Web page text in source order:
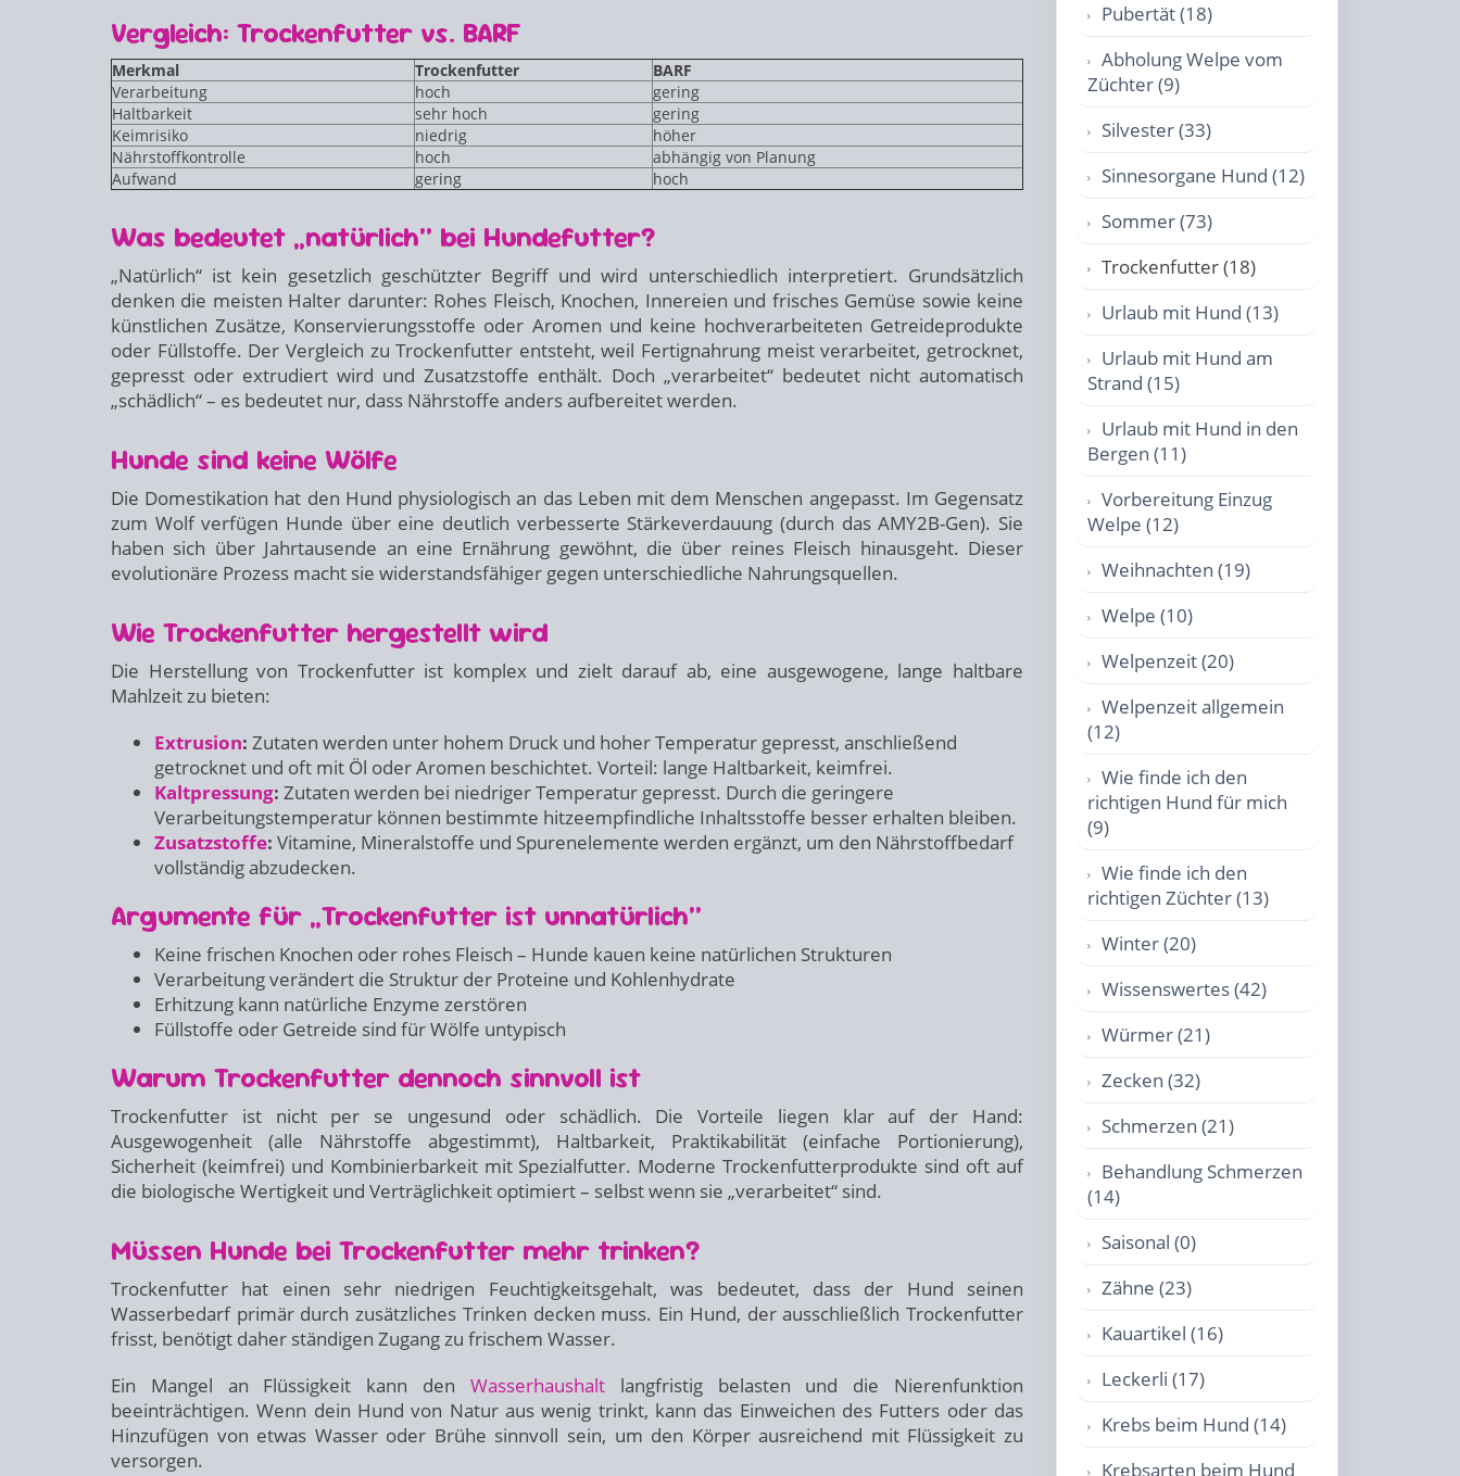
Vergleich: Trockenfutter vs. BARF
Merkmal Trockenfutter
BARF
Verarbeitung
hoch
gering
Haltbarkeit
sehr hoch
gering
Keimrisiko
niedrig
höher
Nährstoffkontrolle
hoch
abhängig von Planung
Aufwand
gering hoch
Was bedeutet „natürlich“ bei Hundefutter?
„Natürlich“ ist kein gesetzlich geschützter Begriff und wird unterschiedlich interpretiert. Grundsätzlich
denken die meisten Halter darunter: Rohes Fleisch, Knochen, Innereien und frisches Gemüse sowie keine
künstlichen Zusätze, Konservierungsstoffe oder Aromen und keine hochverarbeiteten Getreideprodukte
oder Füllstoffe. Der Vergleich zu Trockenfutter entsteht, weil Fertignahrung meist verarbeitet, getrocknet,
gepresst oder extrudiert wird und Zusatzstoffe enthält. Doch „verarbeitet“ bedeutet nicht automatisch
„schädlich“ – es bedeutet nur, dass Nährstoffe anders aufbereitet werden.
Hunde sind keine Wölfe
Die Domestikation hat den Hund physiologisch an das Leben mit dem Menschen angepasst. Im Gegensatz
zum Wolf verfügen Hunde über eine deutlich verbesserte Stärkeverdauung (durch das AMY2B-Gen). Sie
haben sich über Jahrtausende an eine Ernährung gewöhnt, die über reines Fleisch hinausgeht. Dieser
evolutionäre Prozess macht sie widerstandsfähiger gegen unterschiedliche Nahrungsquellen.
Wie Trockenfutter hergestellt wird
Die Herstellung von Trockenfutter ist komplex und zielt darauf ab, eine ausgewogene, lange haltbare
Mahlzeit zu bieten:
Extrusion: Zutaten werden unter hohem Druck und hoher Temperatur gepresst, anschließend
getrocknet und oft mit Öl oder Aromen beschichtet. Vorteil: lange Haltbarkeit, keimfrei.
Kaltpressung: Zutaten werden bei niedriger Temperatur gepresst. Durch die geringere
Verarbeitungstemperatur können bestimmte hitzeempfindliche Inhaltsstoffe besser erhalten bleiben.
Zusatzstoffe: Vitamine, Mineralstoffe und Spurenelemente werden ergänzt, um den Nährstoffbedarf
vollständig abzudecken.
Argumente für „Trockenfutter ist unnatürlich“
Keine frischen Knochen oder rohes Fleisch – Hunde kauen keine natürlichen Strukturen
Verarbeitung verändert die Struktur der Proteine und Kohlenhydrate
Erhitzung kann natürliche Enzyme zerstören
Füllstoffe oder Getreide sind für Wölfe untypisch
Warum Trockenfutter dennoch sinnvoll ist
Trockenfutter ist nicht per se ungesund oder schädlich. Die Vorteile liegen klar auf der Hand:
Ausgewogenheit (alle Nährstoffe abgestimmt), Haltbarkeit, Praktikabilität (einfache Portionierung),
Sicherheit (keimfrei) und Kombinierbarkeit mit Spezialfutter. Moderne Trockenfutterprodukte sind oft auf
die biologische Wertigkeit und Verträglichkeit optimiert – selbst wenn sie „verarbeitet“ sind.
Müssen Hunde bei Trockenfutter mehr trinken?
Trockenfutter hat einen sehr niedrigen Feuchtigkeitsgehalt, was bedeutet, dass der Hund seinen
Wasserbedarf primär durch zusätzliches Trinken decken muss. Ein Hund, der ausschließlich Trockenfutter
frisst, benötigt daher ständigen Zugang zu frischem Wasser.
Ein Mangel an Flüssigkeit kann den Wasserhaushaltlangfristig belasten und die Nierenfunktion
beeinträchtigen. Wenn dein Hund von Natur aus wenig trinkt, kann das Einweichen des Futters oder das
Hinzufügen von etwas Wasser oder Brühe sinnvoll sein, um den Körper ausreichend mit Flüssigkeit zu
versorgen.
Pubertät (18)
Abholung Welpe vom
Züchter (9)
Silvester (33)
Sinnesorgane Hund (12)
Sommer (73)
Trockenfutter (18)
Urlaub mit Hund (13)
Urlaub mit Hund am
Strand (15)
Urlaub mit Hund in den
Bergen (11)
Vorbereitung Einzug
Welpe (12)
Weihnachten (19)
Welpe (10)
Welpenzeit (20)
Welpenzeit allgemein
(12)
Wie finde ich den
richtigen Hund für mich
(9)
Wie finde ich den
richtigen Züchter (13)
Winter (20)
Wissenswertes (42)
Würmer (21)
Zecken (32)
Schmerzen (21)
Behandlung Schmerzen
(14)
Saisonal (0)
Zähne (23)
Kauartikel (16)
Leckerli (17)
Krebs beim Hund (14)
Krebsarten beim Hund